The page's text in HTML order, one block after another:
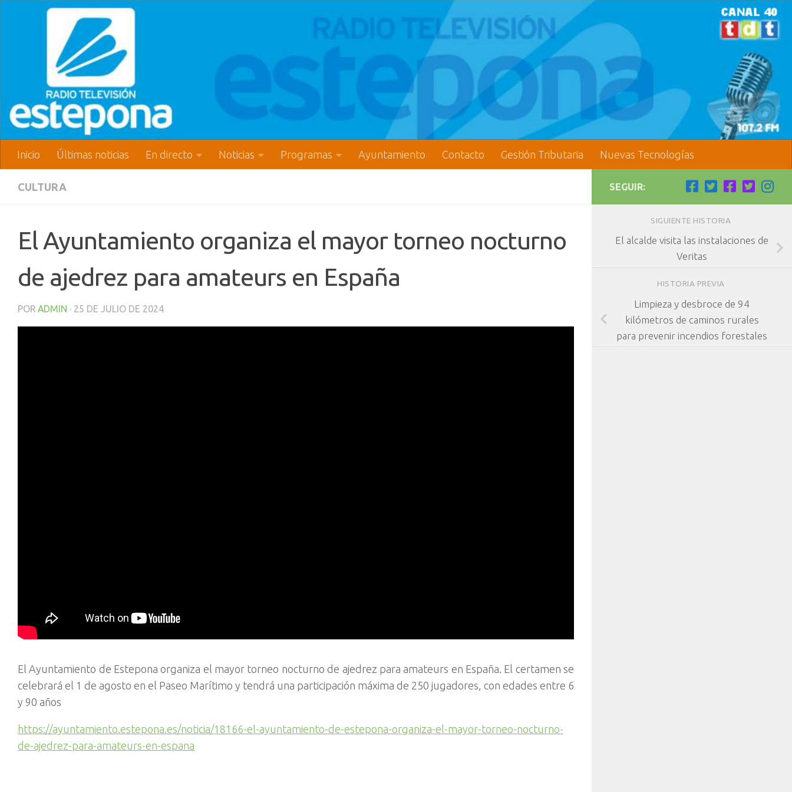
Inicio Últimas noticias En directo Noticias Programas Ayuntamiento Contacto Gestión Tributaria Nuevas Tecnologías
CULTURA
El Ayuntamiento organiza el mayor torneo nocturno
de ajedrez para amateurs en España
POR ADMIN · 25 DE JULIO DE 2024
El Ayuntamiento de Estepona organiza el mayor torneo nocturno de ajedrez para amateurs en España. El certamen se
celebrará el 1 de agosto en el Paseo Marítimo y tendrá una participación máxima de 250 jugadores, con edades entre 6
y 90 años
https://ayuntamiento.estepona.es/noticia/18166-el-ayuntamiento-de-estepona-organiza-el-mayor-torneo-nocturno-
de-ajedrez-para-amateurs-en-espana
SEGUIR:
SIGUIENTE HISTORIA
El alcalde visita las instalaciones de
Veritas
HISTORIA PREVIA
Limpieza y desbroce de 94
kilómetros de caminos rurales
para prevenir incendios forestales